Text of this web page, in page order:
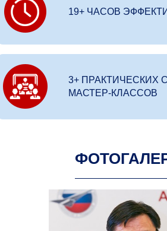
19+ ЧАСОВ
3+ ПРАКТИЧЕСКИХ
МАСТЕР-КЛАССОВ